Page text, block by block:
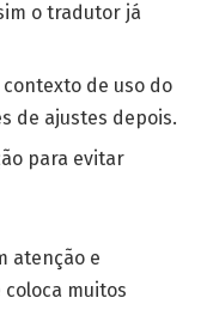
o tradutor já
de uso do
de ajustes depois.
para evitar
atenção e
muitos